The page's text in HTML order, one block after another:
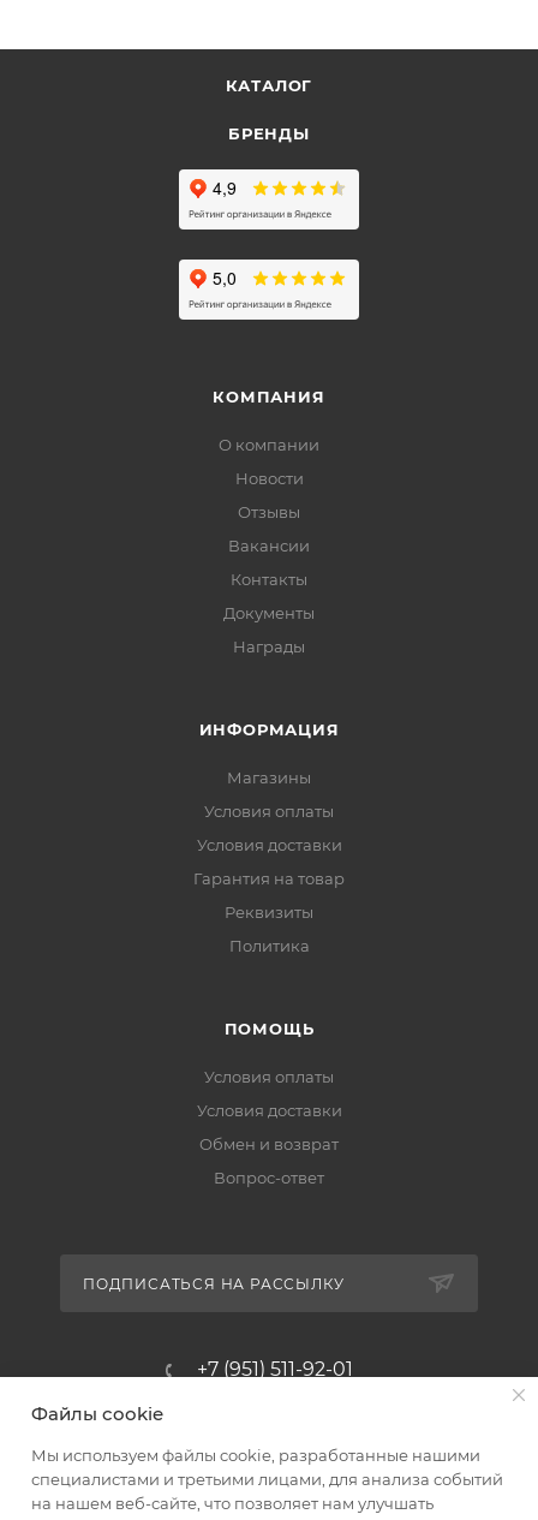
КАТАЛОГ
БРЕНДЫ
КОМПАНИЯ
О компании
Новости
Отзывы
Вакансии
Контакты
Документы
Награды
ИНФОРМАЦИЯ
Магазины
Условия оплаты
Условия доставки
Гарантия на товар
Реквизиты
Политика
ПОМОЩЬ
Условия оплаты
Условия доставки
Обмен и возврат
Вопрос-ответ
ПОДПИСАТЬСЯ НА РАССЫЛКУ
+7 (951) 511-92-01
Магазин-склад ТЦ "Альтус"
Ростовская обл, Аксайский р-н,
пос. Янтарный, Малое Зеленое
Файлы cookie
Мы используем файлы cookie, разработанные нашими
специалистами и третьими лицами, для анализа событий
на нашем веб-сайте, что позволяет нам улучшать